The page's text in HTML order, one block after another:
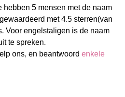
hebben 5 mensen met de naam
met 4.5 sterren(van
Voor engelstaligen is de naam
te spreken.
ons, en beantwoord enkele